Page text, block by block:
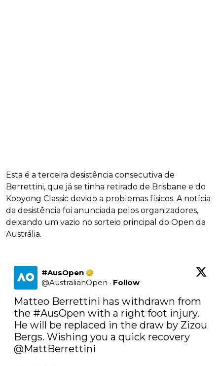
Esta é a terceira desistência consecutiva de
Berrettini, que já se tinha retirado de Brisbane e do
Kooyong Classic devido a problemas físicos. A notícia
da desistência foi anunciada pelos organizadores,
deixando um vazio no sorteio principal do Open da
Austrália.
#AusOpen
@AustralianOpen · Follow
Matteo Berrettini has withdrawn from
the #AusOpen with a right foot injury.
He will be replaced in the draw by Zizou
@MattBerrettini